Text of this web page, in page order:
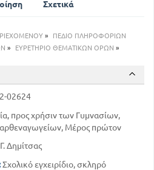
122
ΤΗΣ ΕΛΛΑΔΟΣ
ΚΑΙ ΑΡΓΟΛΙΔΟΣ
169
Σχετικά
»
ΠΕΔΙΟ ΠΛΗΡΟΦΟΡΙΩΝ
» ΕΥΡΕΤΗΡΙΟ ΘΕΜΑΤΙΚΩΝ ΟΡΩΝ »
02624
προς χρήσιν των Γυμνασίων,
Μέρος πρώτον
Δημίτσας
Σχολικό εγχειρίδιο, σκληρό